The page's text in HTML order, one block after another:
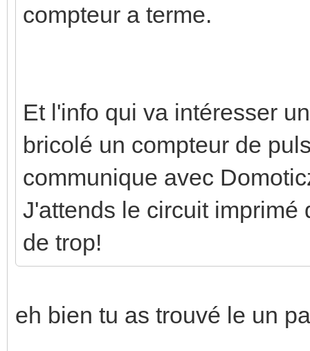
compteur a terme.
Et l'info qui va intéresser
bricolé un compteur de
communique avec
J'attends le circuit imprimé
de trop!
eh bien tu as trouvé le un